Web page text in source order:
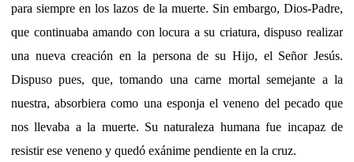
para siempre en los lazos de la muerte. Sin embargo, Dios-Padre,
que continuaba amando con locura a su criatura, dispuso realizar
una nueva creación en la persona de su Hijo, el Señor Jesús.
Dispuso pues, que, tomando una carne mortal semejante a la
nuestra, absorbiera como una esponja el veneno del pecado que
nos llevaba a la muerte. Su naturaleza humana fue incapaz de
resistir ese veneno y quedó exánime pendiente en la cruz.